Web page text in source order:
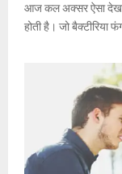
आज कल अक्सर ऐसा देखा
होती है। जो बैक्टीरिया